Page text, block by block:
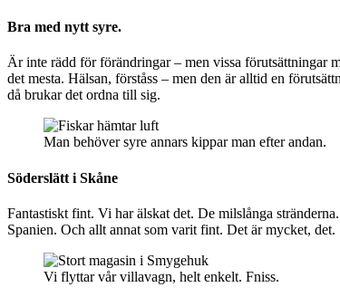
Bra med nytt syre.
Är inte rädd för förändringar – men vissa förutsättningar
det mesta. Hälsan, förståss – men den är alltid en
då brukar det ordna till sig.
Man behöver syre annars kippar man efter andan.
Söderslätt i Skåne
Fantastiskt fint. Vi har älskat det. De milslånga
Spanien. Och allt annat som varit fint. Det är mycket, det.
Vi flyttar vår villavagn, helt enkelt. Fniss.